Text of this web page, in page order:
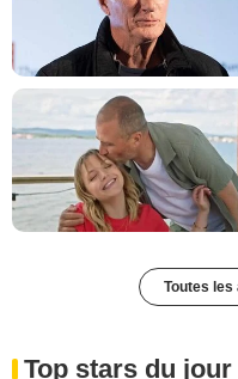
Toutes les
Top stars du jour